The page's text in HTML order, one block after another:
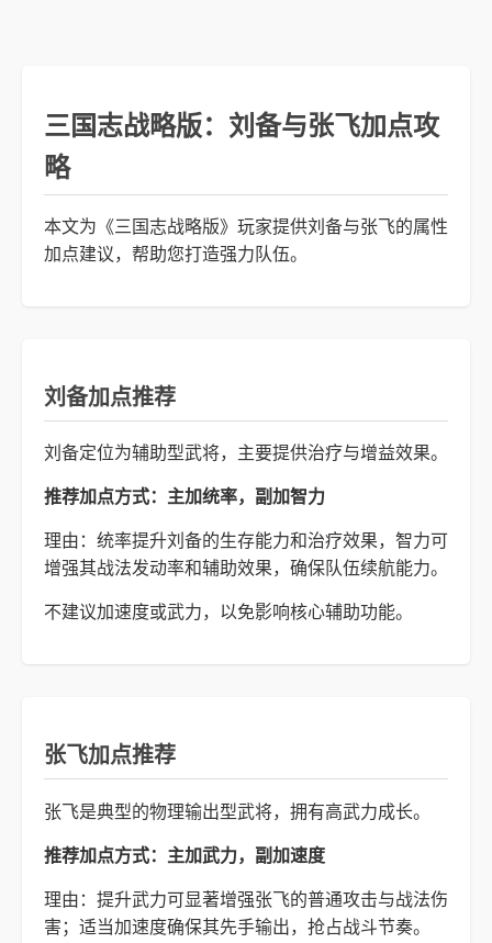
三国志战略版：刘备与张飞加点攻
略
本文为《三国志战略版》玩家提供刘备与张飞的属性
加点建议，帮助您打造强力队伍。
刘备加点推荐
刘备定位为辅助型武将，主要提供治疗与增益效果。
推荐加点方式：主加统率，副加智力
理由：统率提升刘备的生存能力和治疗效果，智力可
增强其战法发动率和辅助效果，确保队伍续航能力。
不建议加速度或武力，以免影响核心辅助功能。
张飞加点推荐
张飞是典型的物理输出型武将，拥有高武力成长。
推荐加点方式：主加武力，副加速度
理由：提升武力可显著增强张飞的普通攻击与战法伤
害；适当加速度确保其先手输出，抢占战斗节奏。